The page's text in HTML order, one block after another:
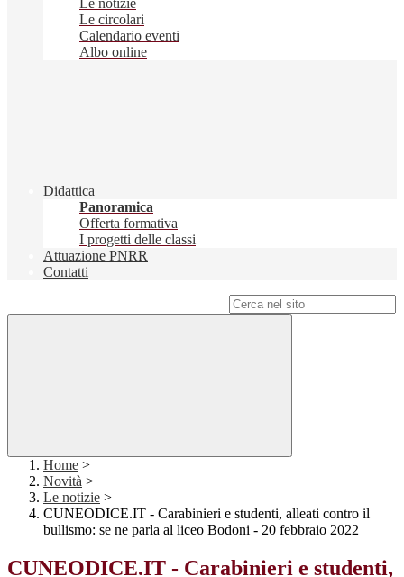
Le notizie
Le circolari
Calendario eventi
Albo online
Didattica
Panoramica
Offerta formativa
I progetti delle classi
Attuazione PNRR
Contatti
Home >
Novità >
Le notizie >
CUNEODICE.IT - Carabinieri e studenti, alleati contro il
bullismo: se ne parla al liceo Bodoni - 20 febbraio 2022
CUNEODICE.IT - Carabinieri e studenti,